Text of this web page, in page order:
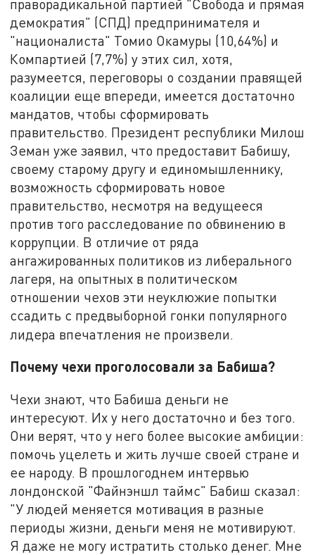
праворадикальной партией "Свобода и прямая
демократия" (СПД) предпринимателя и
"националиста" Томио Окамуры (10,64%) и
Компартией (7,7%) у этих сил, хотя,
разумеется, переговоры о создании правящей
коалиции еще впереди, имеется достаточно
мандатов, чтобы сформировать
правительство. Президент республики Милош
Земан уже заявил, что предоставит Бабишу,
своему старому другу и единомышленнику,
возможность сформировать новое
правительство, несмотря на ведущееся
против того расследование по обвинению в
коррупции. В отличие от ряда
ангажированных политиков из либерального
лагеря, на опытных в политическом
отношении чехов эти неуклюжие попытки
ссадить с предвыборной гонки популярного
лидера впечатления не произвели.
Почему чехи проголосовали за Бабиша?
Чехи знают, что Бабиша деньги не
интересуют. Их у него достаточно и без того.
Они верят, что у него более высокие амбиции:
помочь уцелеть и жить лучше своей стране и
ее народу. В прошлогоднем интервью
лондонской "Файнэншл таймс" Бабиш сказал:
"У людей меняется мотивация в разные
периоды жизни, деньги меня не мотивируют.
Я даже не могу истратить столько денег. Мне